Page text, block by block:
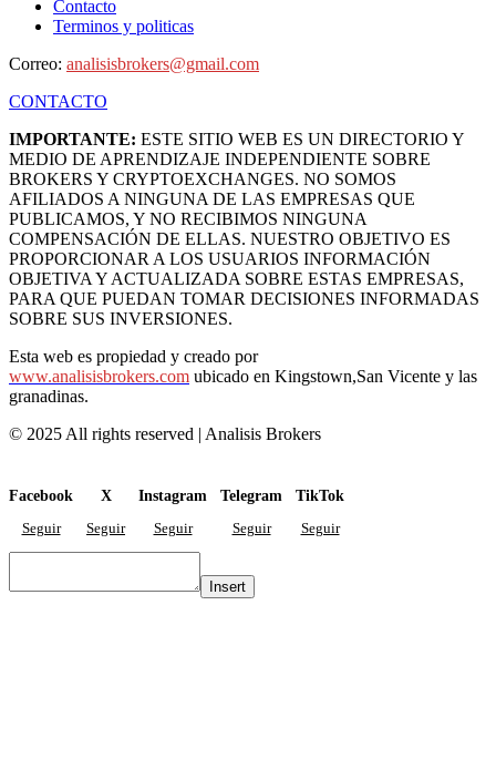
Contacto
Terminos y politicas
Correo: analisisbrokers@gmail.com
CONTACTO
IMPORTANTE: ESTE SITIO WEB ES UN DIRECTORIO Y
MEDIO DE APRENDIZAJE INDEPENDIENTE SOBRE
BROKERS Y CRYPTOEXCHANGES. NO SOMOS
AFILIADOS A NINGUNA DE LAS EMPRESAS QUE
PUBLICAMOS, Y NO RECIBIMOS NINGUNA
COMPENSACIÓN DE ELLAS. NUESTRO OBJETIVO ES
PROPORCIONAR A LOS USUARIOS INFORMACIÓN
OBJETIVA Y ACTUALIZADA SOBRE ESTAS EMPRESAS,
PARA QUE PUEDAN TOMAR DECISIONES INFORMADAS
SOBRE SUS INVERSIONES.
Esta web es propiedad y creado por
www.analisisbrokers.com ubicado en Kingstown,San Vicente y las
granadinas.
© 2025 All rights reserved | Analisis Brokers
Facebook
Seguir
X
Seguir
Instagram
Seguir
Telegram
Seguir
TikTok
Seguir
Insert